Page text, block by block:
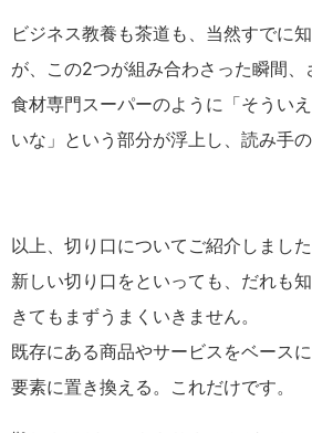
ビジネス教養も茶道も、当然すでに
が、この2つが組み合わさった瞬間
食材専門スーパーのように「そうい
いな」という部分が浮上し、読み手
以上、切り口についてご紹介しました
新しい切り口をといっても、だれも
きてもまずうまくいきません。
既存にある商品やサービスをベース
要素に置き換える。これだけです。